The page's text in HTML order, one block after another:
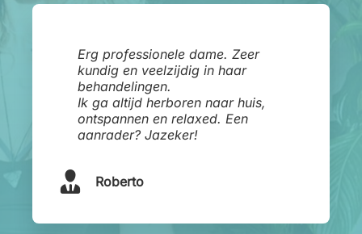
Erg professionele dame. Zeer
kundig en veelzijdig in haar
behandelingen.
Ik ga altijd herboren naar huis,
ontspannen en relaxed. Een
aanrader? Jazeker!
Roberto